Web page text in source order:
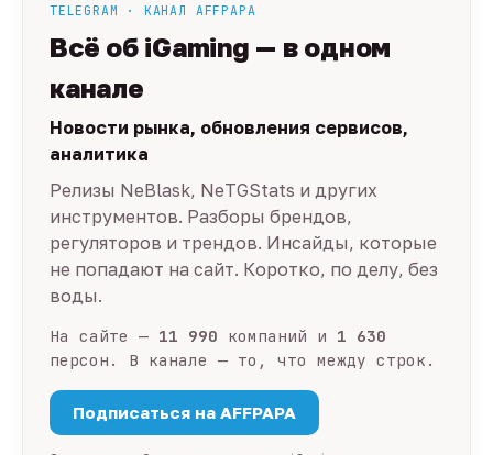
TELEGRAM · КАНАЛ AFFPAPA
Всё об iGaming — в одном
канале
Новости рынка, обновления сервисов,
аналитика
Релизы NeBlask, NeTGStats и других
инструментов. Разборы брендов,
регуляторов и трендов. Инсайды, которые
не попадают на сайт. Коротко, по делу, без
воды.
На сайте — 11 990 компаний и 1 630
персон. В канале — то, что между строк.
Подписаться на AFFPAPA